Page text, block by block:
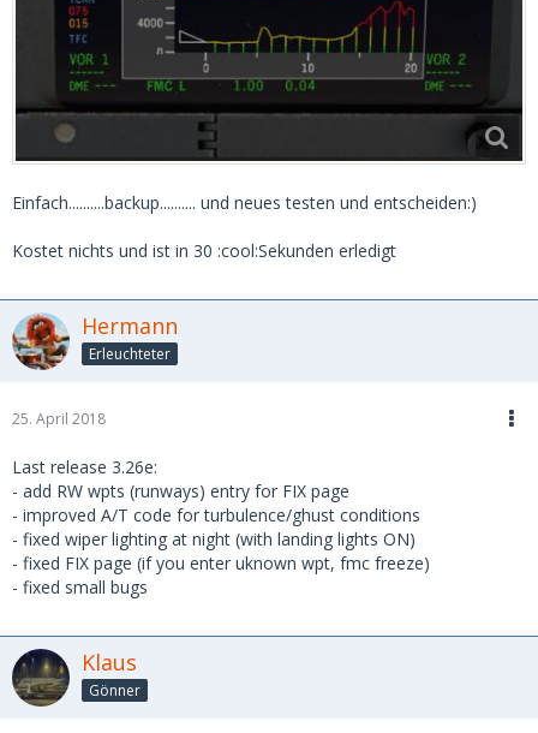
Einfach..........backup.......... und neues testen und entscheiden:)
Kostet nichts und ist in 30 :cool:Sekunden erledigt
Hermann
Erleuchteter
25. April 2018
Last release 3.26e:
- add RW wpts (runways) entry for FIX page
- improved A/T code for turbulence/ghust conditions
- fixed wiper lighting at night (with landing lights ON)
- fixed FIX page (if you enter uknown wpt, fmc freeze)
- fixed small bugs
Klaus
Gönner